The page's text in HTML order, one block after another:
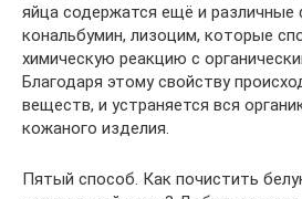
яйца содержатся ещё и различные
кональбумин, лизоцим, которые
химическую реакцию с
Благодаря этому свойству
веществ, и устраняется вся
кожаного изделия.
Пятый способ. Как почистить